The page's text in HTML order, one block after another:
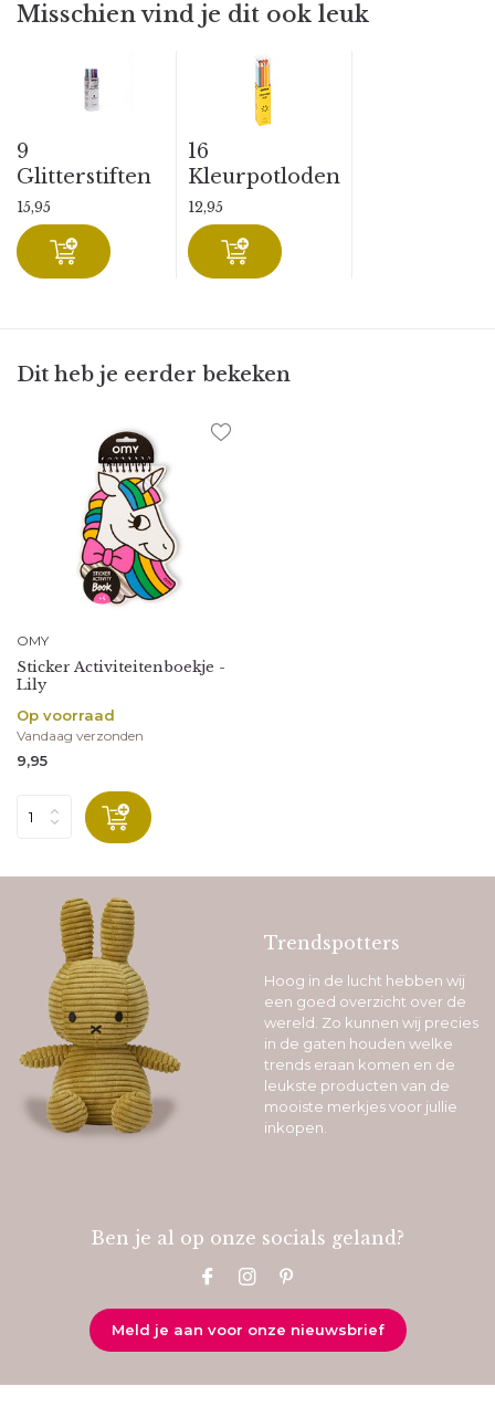
Misschien vind je dit ook leuk
9
Glitterstiften
15,95
16
Kleurpotloden
12,95
Dit heb je eerder bekeken
OMY
Sticker Activiteitenboekje -
Lily
Op voorraad
Vandaag verzonden
9,95
Trendspotters
Hoog in de lucht hebben wij
een goed overzicht over de
wereld. Zo kunnen wij precies
in de gaten houden welke
trends eraan komen en de
leukste producten van de
mooiste merkjes voor jullie
inkopen.
Ben je al op onze socials geland?
Meld je aan voor onze nieuwsbrief